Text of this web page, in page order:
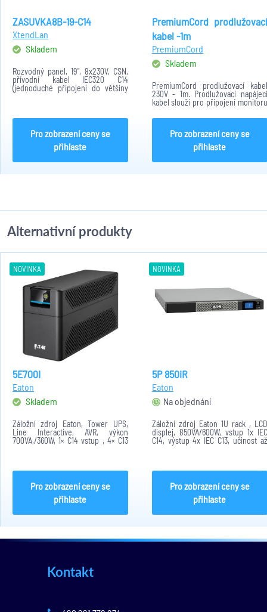
ZASUVKA8B-19-C14
XtendLan
Skladem
Rozvodný panel, 19", 8x230V, ČSN,
přívodní kabel IEC320 C14
(jednoduché připojení do většiny
UPS), vypínač, indikátor napětí
Pro zobrazení ceny se
přihlaste
PremiumCord prodlužovací
kabel -1m
PremiumCord
Skladem
PremiumCord prodlužovací kabel
230V - 1m. Prodlužovací napájecí
kabel slouží pro připojení monitoru
či počítače ze zálohovacího
zařízení UPS
Pro zobrazení ceny se
přihlaste
Alternativní produkty
NOVINKA
5E700I
Eaton
Skladem
Záložní zdroj Eaton, Tower UPS,
Line Interactive, AVR, výkon
700VA,/360W, 1× C14 vstup , 4× C13
Pro zobrazení ceny se
přihlaste
NOVINKA
5P 850iR
Eaton
Na objednání
Záložní zdroj Eaton 1U rack , LCD
displej, 850VA/600W, vstup 1x IEC
C14, výstup 4x IEC C13, učinost až
98%, porty 1x USB, 1x RS-232, 1x
Pro zobrazení ceny se
přihlaste
Kontakt